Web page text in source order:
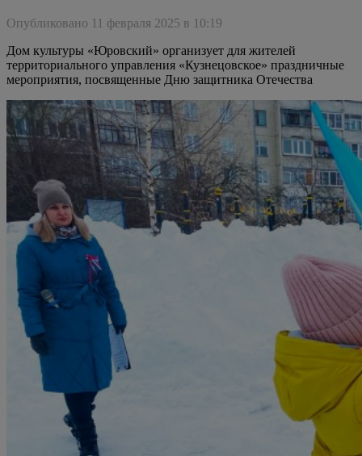
Опубликовано 11 февраля 2025 в 10:19
Дом культуры «Юровский» организует для жителей
территориального управления «Кузнецовское» праздничные
мероприятия, посвященные Дню защитника Отечества